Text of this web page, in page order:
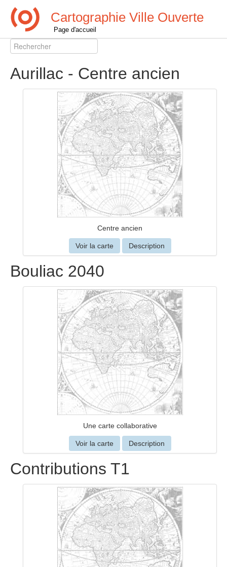
Cartographie Ville Ouverte
Page d'accueil
Aurillac - Centre ancien
Centre ancien
Voir la carte Description
Bouliac 2040
Une carte collaborative
Voir la carte Description
Contributions T1